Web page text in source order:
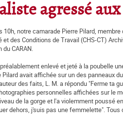
agressé
10h, notre camarade Pierre Pilard,
et des Conditions de Travail (CHS-CT)
CARAN.
enlevé et jeté à la poubelle
avait affichée sur un des panneaux
des faits, L. M. a répondu "Ferme ta
personnelles affichées sur le
de la gorge et l'a violemment poussé
dehors, j'suis pas une femmelette".